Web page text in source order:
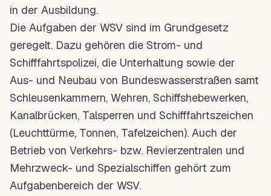
in der Ausbildung.
Die Aufgaben der WSV sind im Grundgesetz
geregelt. Dazu gehören die Strom- und
Schifffahrtspolizei, die Unterhaltung sowie der
Aus- und Neubau von Bundeswasserstraßen samt
Schleusenkammern, Wehren, Schiffshebewerken,
Kanalbrücken, Talsperren und Schifffahrtszeichen
(Leuchttürme, Tonnen, Tafelzeichen). Auch der
Betrieb von Verkehrs- bzw. Revierzentralen und
Mehrzweck- und Spezialschiffen gehört zum
Aufgabenbereich der WSV.